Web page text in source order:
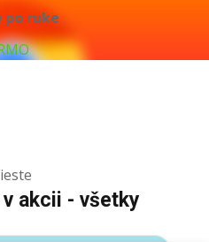
po ruke
akcii - všetky